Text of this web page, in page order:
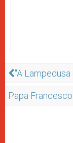
"A
Papa